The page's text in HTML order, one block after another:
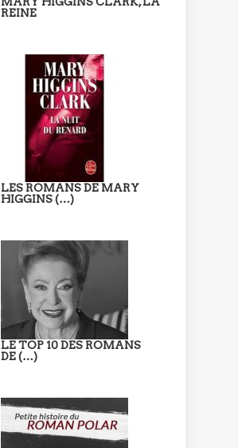
REINE
LES ROMANS DE MARY
HIGGINS (…)
LE TOP 10 DES ROMANS
DE (…)